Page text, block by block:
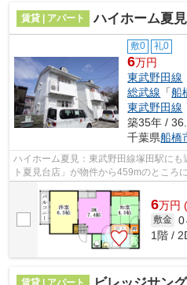
賃貸 | アパート ハイホーム夏見
敷0 礼0
6万円
東武野田線
総武線 「船
東武野田線
築35年 /
千葉県船橋
ハイホーム夏見：東武野田線塚田駅に
ト夏見台店」が物件から459mのところ
6万円
敷金 0
1階 /
賃貸 | アパート